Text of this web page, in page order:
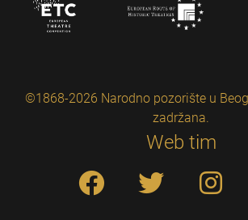
©1868-2026 Narodno pozorište u
zadržana.
Web tim